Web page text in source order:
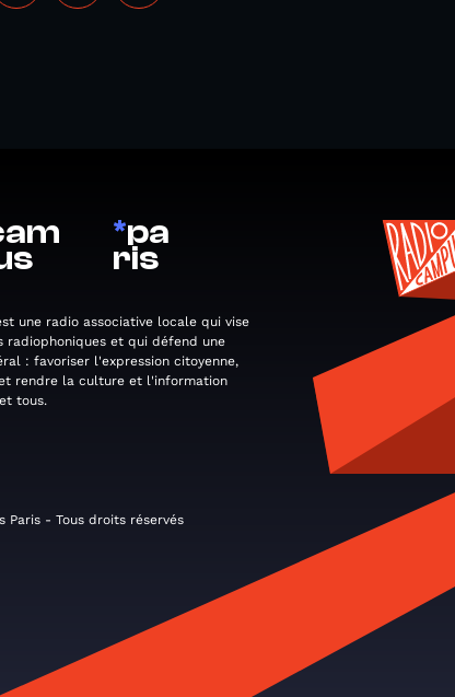
*pa
ris
une radio associative locale qui vise
radiophoniques et qui défend une
: favoriser l'expression citoyenne,
rendre la culture et l'information
tous.
Paris - Tous droits réservés